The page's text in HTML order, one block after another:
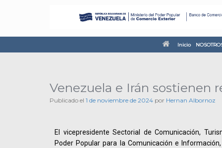
Inicio
Venezuela e Irán sostienen
Publicado el 1 de noviembre de 2024 por Hernan Albornoz
El vicepresidente Sectorial de Comunicación,
Poder Popular para la Comunicación e